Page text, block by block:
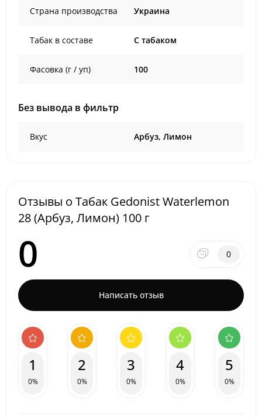
Страна производства Украина
Табак в составе C табаком
Фасовка (г / уп) 100
Без вывода в фильтр
Вкус Арбуз, Лимон
Отзывы о Табак Gedonist Waterlemon
28 (Арбуз, Лимон) 100 г
0 0
Написать отзыв
1
0%
2
0%
3
0%
4
0%
5
0%